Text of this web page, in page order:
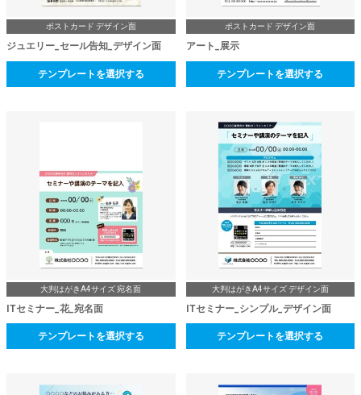
ポストカード デザイン面
ジュエリー_セール告知_デザイン面
テンプレートを選択する
ポストカード デザイン面
アート_展示
テンプレートを選択する
大判はがきA4サイズ 宛名面
ITセミナー_花_宛名面
テンプレートを選択する
大判はがきA4サイズ デザイン面
ITセミナー_シンプル_デザイン面
テンプレートを選択する